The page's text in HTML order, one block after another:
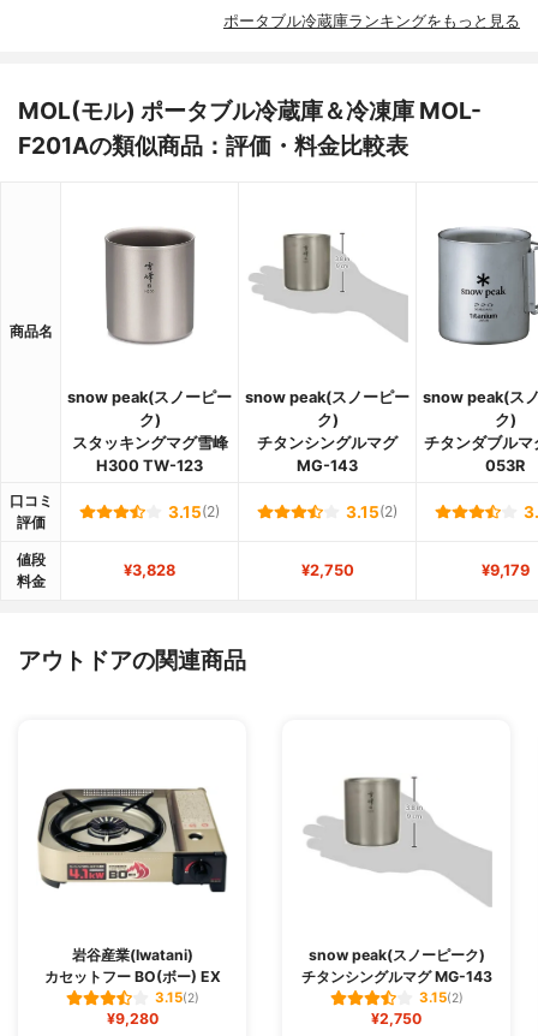
ポータブル冷蔵庫ランキングをもっと見る
MOL(モル) ポータブル冷蔵庫＆冷凍庫 MOL-
F201Aの類似商品：評価・料金比較表
商品名
snow peak(スノーピー
ク)
スタッキングマグ雪峰
H300 TW-123
snow peak(スノーピー
ク)
チタンシングルマグ
MG-143
snow peak(ス
ク)
チタンダブル
053R
口コミ
評価
3.15(2) 3.15(2)
値段
料金
¥3,828 ¥2,750 ¥9,179
アウトドアの関連商品
岩谷産業(Iwatani)
カセットフー BO(ボー) EX
3.15(2)
¥9,280
snow peak(スノーピーク)
チタンシングルマグ MG-143
3.15(2)
¥2,750